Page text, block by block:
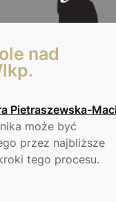
nad
Pietraszewska-
może być
przez najbliższe
tego procesu.